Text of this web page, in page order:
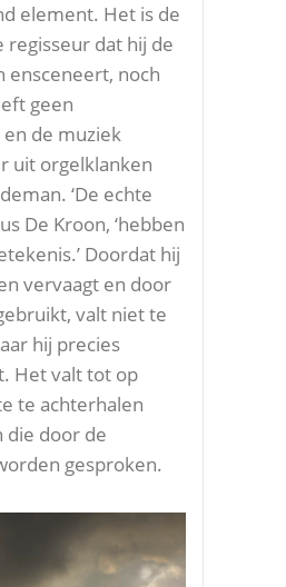
element. Het is de
regisseur dat hij de
ensceneert, noch
geen
de muziek
uit orgelklanken
‘De echte
De Kroon, ‘hebben
Doordat hij
vervaagt en door
valt niet te
hij precies
Het valt tot op
te achterhalen
die door de
gesproken.